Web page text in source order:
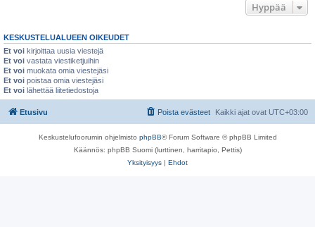
Hyppää
KESKUSTELUALUEEN OIKEUDET
Et voi kirjoittaa uusia viestejä
Et voi vastata viestiketjuihin
Et voi muokata omia viestejäsi
Et voi poistaa omia viestejäsi
Et voi lähettää liitetiedostoja
Etusivu Kaikki ajat ovat UTC+03:00
Poista evästeet
Keskustelufoorumin ohjelmisto phpBB® Forum Software © phpBB Limited
Käännös: phpBB Suomi (lurttinen, harritapio, Pettis)
Yksityisyys | Ehdot